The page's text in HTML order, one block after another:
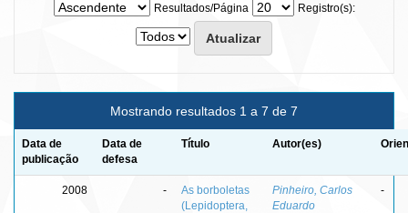
Resultados/Página
Registro(s):
Mostrando resultados 1 a 7 de 7
Data de
publicação
Data de
defesa
Título Autor(es)
2008 -
As borboletas
(Lepidoptera,
Pinheiro, Carlos
Eduardo
-